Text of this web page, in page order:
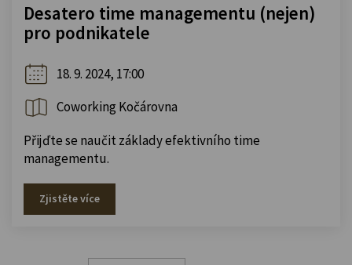
Desatero time managementu (nejen)
pro podnikatele
18. 9. 2024, 17:00
Coworking Kočárovna
Přijďte se naučit základy efektivního time
managementu.
Zjistěte více